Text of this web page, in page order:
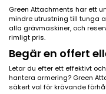
Green Attachments har ett
mindre utrustning till tunga
alla grävmaskiner, och
rimligt pris.
Begär en offert
Letar du efter ett effektivt
hantera armering? Green
säkert val för krävande